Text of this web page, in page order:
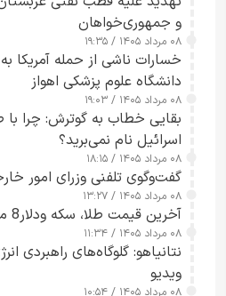
و جمهوری‌خواهان
۰۸ مرداد ۱۴۰۵ / ۱۹:۳۵
خسارات ناشی از حمله آمریکا
دانشگاه علوم پزشکی اهواز
۰۸ مرداد ۱۴۰۵ / ۱۹:۰۳
بقایی خطاب به گوترش: چرا با
اسرائیل نام نمی‌برید؟
۰۸ مرداد ۱۴۰۵ / ۱۸:۱۵
گفت‌وگوی تلفنی وزرای امور
۰۸ مرداد ۱۴۰۵ / ۱۳:۲۷
آخرین قیمت طلا، سکه ودلار8 مرداد1405
۰۸ مرداد ۱۴۰۵ / ۱۱:۳۴
نتانیاهو: گلوگاه‌های راهبردی
ویدیو
۰۸ مرداد ۱۴۰۵ / ۱۰:۵۴